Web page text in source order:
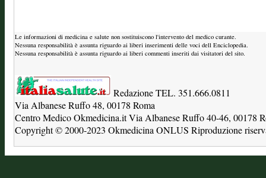
Le informazioni di medicina e salute non sostituiscono l'intervento del medico curante.
Nessuna responsabilità è assunta riguardo ai liberi inserimenti delle voci dell Enciclopedia.
Nessuna responsabilità è assunta riguardo ai liberi commenti inseriti dai visitatori del sito.
Redazione TEL. 351.666.0811
Via Albanese Ruffo 48, 00178 Roma
Centro Medico Okmedicina.it Via Albanese Ruffo 40-46, 00178
Copyright © 2000-2023 Okmedicina ONLUS Riproduzione